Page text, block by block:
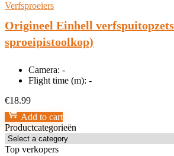
Verfsproeiers
Origineel Einhell
sproeipistoolkop)
Camera: -
Flight time (m): -
€18.99
Add to cart
Productcategorieën
Top verkopers